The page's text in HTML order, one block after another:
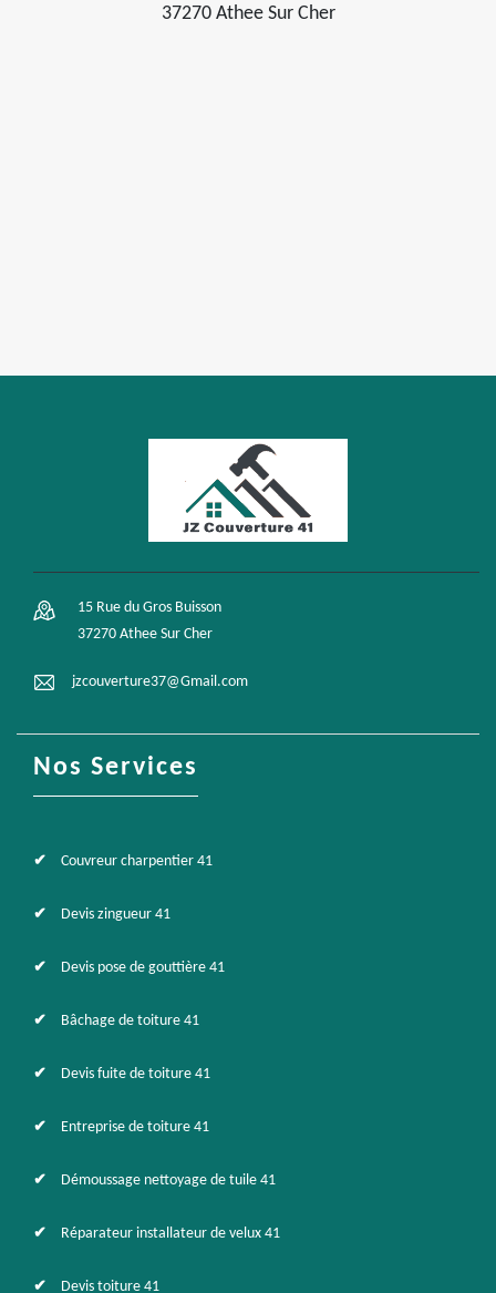
37270 Athee Sur Cher
15 Rue du Gros Buisson
37270 Athee Sur Cher
jzcouverture37@Gmail.com
Nos Services
Couvreur charpentier 41
Devis zingueur 41
Devis pose de gouttière 41
Bâchage de toiture 41
Devis fuite de toiture 41
Entreprise de toiture 41
Démoussage nettoyage de tuile 41
Réparateur installateur de velux 41
Devis toiture 41